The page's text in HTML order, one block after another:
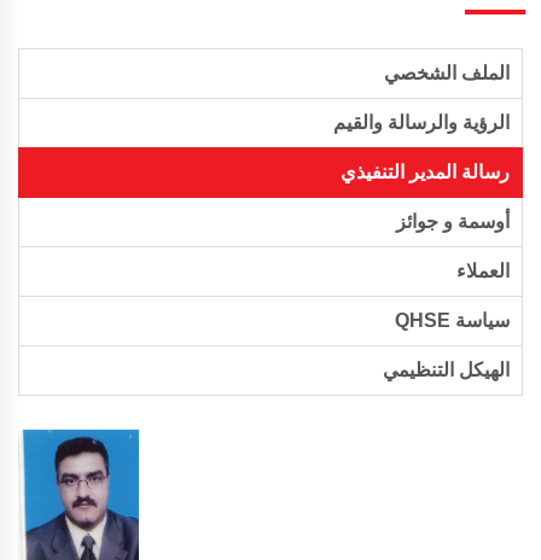
الملف الشخصي
الرؤية والرسالة والقيم
رسالة المدير التنفيذي
أوسمة و جوائز
العملاء
سياسة QHSE
الهيكل التنظيمي